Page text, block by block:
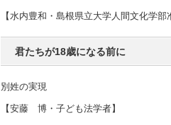
【水内豊和・島根県立大学人間文化学部
君たちが18歳になる前に
別姓の実現
【安藤 博・子ども法学者】